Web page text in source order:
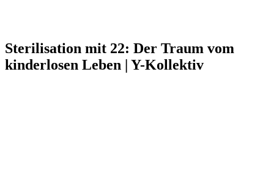
Sterilisation mit 22: Der Traum vom
kinderlosen Leben | Y-Kollektiv